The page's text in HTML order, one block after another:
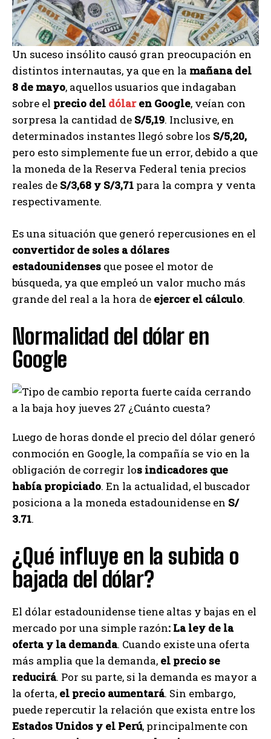
Un suceso insólito causó gran preocupación en
distintos internautas, ya que en la mañana del
8 de mayo, aquellos usuarios que indagaban
sobre el precio del dólaren Google, veían con
sorpresa la cantidad de S/5,19. Inclusive, en
determinados instantes llegó sobre los S/5,20,
pero esto simplemente fue un error, debido a que
la moneda de la Reserva Federal tenia precios
reales de S/3,68 y S/3,71 para la compra y venta
respectivamente.
Es una situación que generó repercusiones en el
convertidor de soles a dólares
estadounidenses que posee el motor de
búsqueda, ya que empleó un valor mucho más
grande del real a la hora de ejercer el cálculo.
Normalidad del dólar en
Google
Luego de horas donde el precio del dólar generó
conmoción en Google, la compañía se vio en la
obligación de corregir los indicadores que
había propiciado. En la actualidad, el buscador
posiciona a la moneda estadounidense en S/
3.71.
¿Qué influye en la subida o
bajada del dólar?
El dólar estadounidense tiene altas y bajas en el
mercado por una simple razón: La ley de la
oferta y la demanda. Cuando existe una oferta
más amplia que la demanda, el precio se
reducirá. Por su parte, si la demanda es mayor a
la oferta, el precio aumentará. Sin embargo,
puede repercutir la relación que exista entre los
Estados Unidos y el Perú, principalmente con